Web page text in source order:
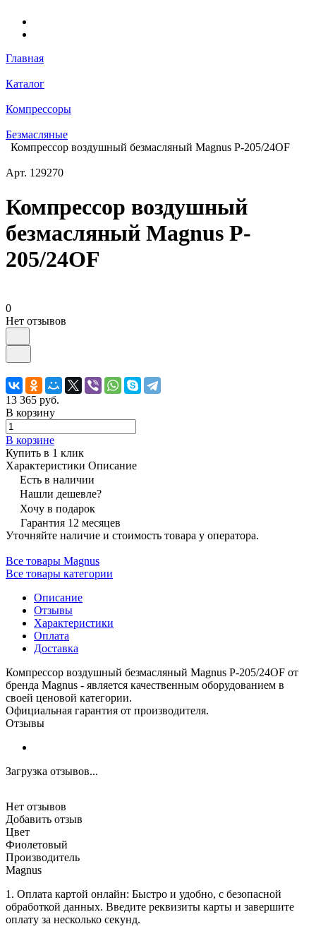
Главная
Каталог
Компрессоры
Безмасляные
Компрессор воздушный безмасляный Magnus P-205/24OF
Арт. 129270
Компрессор воздушный
безмасляный Magnus P-
205/24OF
0
Нет отзывов
13 365 руб.
В корзину
В корзине
Купить в 1 клик
Характеристики Описание
Есть в наличии
Нашли дешевле?
Хочу в подарок
Гарантия 12 месяцев
Уточняйте наличие и стоимость товара у оператора.
Все товары Magnus
Все товары категории
Описание
Отзывы
Характеристики
Оплата
Доставка
Компрессор воздушный безмасляный Magnus P-205/24OF от
бренда Magnus - является качественным оборудованием в
своей ценовой категории.
Официальная гарантия от производителя.
Отзывы
Загрузка отзывов...
Нет отзывов
Добавить отзыв
Цвет
Фиолетовый
Производитель
Magnus
1. Оплата картой онлайн: Быстро и удобно, с безопасной
обработкой данных. Введите реквизиты карты и завершите
оплату за несколько секунд.